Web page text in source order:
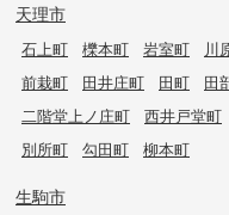
天理市
石上町 櫟本町 岩室町 川
前栽町
田井庄町 田町 田
二階堂上ノ庄町
西井戸堂町
別所町
勾田町 柳本町
生駒市